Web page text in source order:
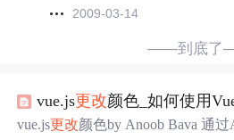
2009-03-14
——到底了
vue.js更改颜色_如何使用
vue.js更改颜色by Anoob Bava 通过Anoob